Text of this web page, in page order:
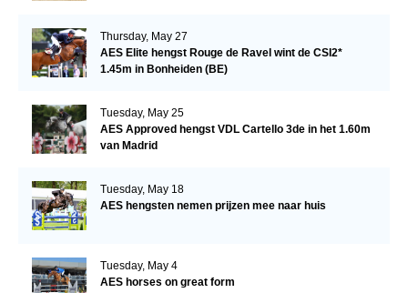
Thursday, May 27
AES Elite hengst Rouge de Ravel wint de CSI2*
1.45m in Bonheiden (BE)
Tuesday, May 25
AES Approved hengst VDL Cartello 3de in het 1.60m
van Madrid
Tuesday, May 18
AES hengsten nemen prijzen mee naar huis
Tuesday, May 4
AES horses on great form